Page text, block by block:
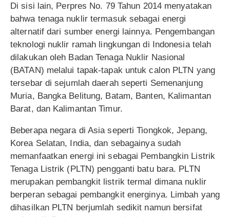
Di sisi lain, Perpres No. 79 Tahun 2014 menyatakan
bahwa tenaga nuklir termasuk sebagai energi
alternatif dari sumber energi lainnya. Pengembangan
teknologi nuklir ramah lingkungan di Indonesia telah
dilakukan oleh Badan Tenaga Nuklir Nasional
(BATAN) melalui tapak-tapak untuk calon PLTN yang
tersebar di sejumlah daerah seperti Semenanjung
Muria, Bangka Belitung, Batam, Banten, Kalimantan
Barat, dan Kalimantan Timur.
Beberapa negara di Asia seperti Tiongkok, Jepang,
Korea Selatan, India, dan sebagainya sudah
memanfaatkan energi ini sebagai Pembangkin Listrik
Tenaga Listrik (PLTN) pengganti batu bara. PLTN
merupakan pembangkit listrik termal dimana nuklir
berperan sebagai pembangkit energinya. Limbah yang
dihasilkan PLTN berjumlah sedikit namun bersifat